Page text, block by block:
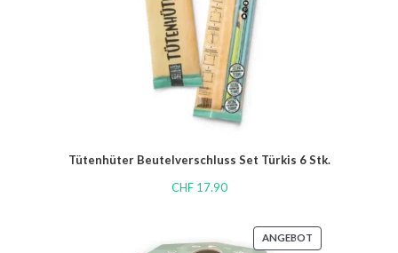
Tütenhüter Beutelverschluss Set Türkis 6 Stk.
CHF17.90
ANGEBOT